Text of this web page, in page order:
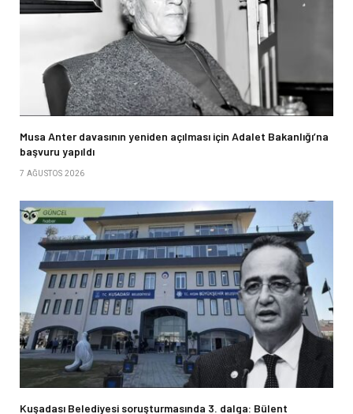
Musa Anter davasının yeniden açılması için Adalet Bakanlığı’na
başvuru yapıldı
7 AĞUSTOS 2026
Kuşadası Belediyesi soruşturmasında 3. dalga: Bülent